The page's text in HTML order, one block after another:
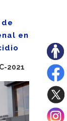
en
2021